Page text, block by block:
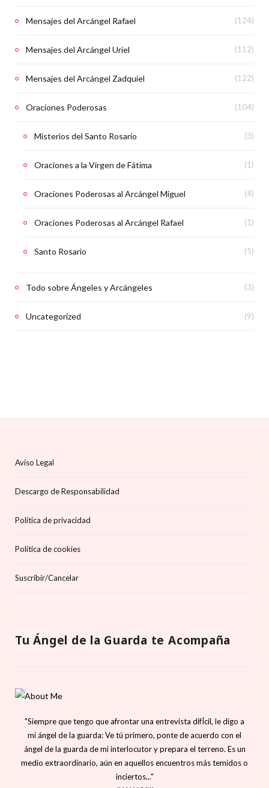
Mensajes del Arcángel Rafael (124)
Mensajes del Arcángel Uriel (112)
Mensajes del Arcángel Zadquiel (122)
Oraciones Poderosas (104)
Misterios del Santo Rosario (3)
Oraciones a la Virgen de Fátima (1)
Oraciones Poderosas al Arcángel Miguel (4)
Oraciones Poderosas al Arcángel Rafael (1)
Santo Rosario (5)
Todo sobre Ángeles y Arcángeles (3)
Uncategorized (9)
Aviso Legal
Descargo de Responsabilidad
Política de privacidad
Política de cookies
Suscríbir/Cancelar
Tu Ángel de la Guarda te Acompaña
"Siempre que tengo que afrontar una entrevista difÍcil, le digo a
mi ángel de la guarda: Ve tú primero, ponte de acuerdo con el
ángel de la guarda de mi interlocutor y prepara el terreno. Es un
medio extraordinario, aún en aquellos encuentros más temidos o
inciertos..."